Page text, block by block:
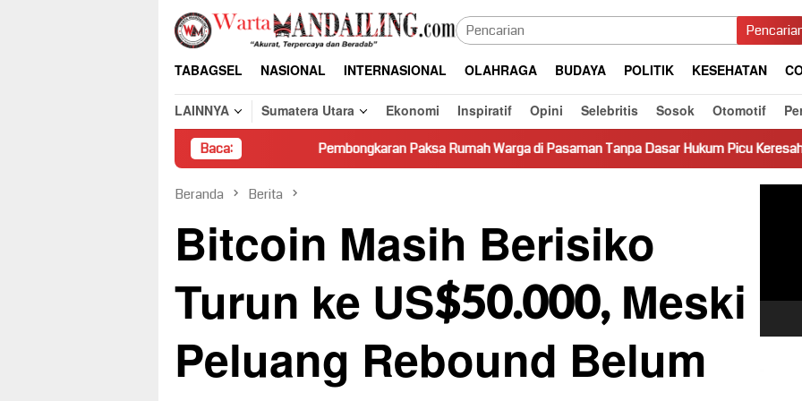
Loncat
konten
TABAGSEL NASIONAL INTERNASIONAL OLAHRAGA BUDAYA POLITIK KESEHATAN
LAINNYA
Sumatera Utara Ekonomi Inspiratif Opini Selebritis Sosok Otomotif
Baca:Pembongkaran Paksa Rumah Warga di Pasaman Tanpa Dasar Hukum Picu Keresahan
Beranda Berita
Bitcoin Masih Berisiko
Turun ke US$50.000, Meski
Peluang Rebound Belum